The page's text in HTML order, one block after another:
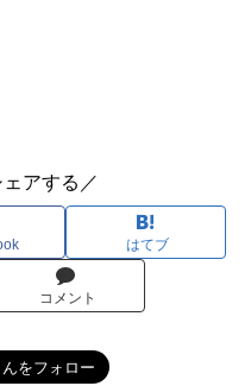
アする／
はてブ
コメント